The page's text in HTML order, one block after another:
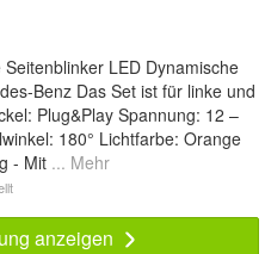
LED Dynamische
Benz Das Set ist für linke und
Plug&Play Spannung: 12 –
180° Lichtfarbe: Orange
- Mit ... Mehr
anzeigen